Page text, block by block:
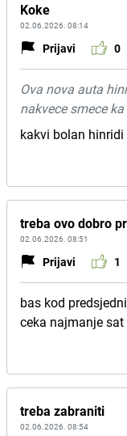
Koke
02.06.2026. 08:14
Prijavi 0
Ova nova auta
nakvece smece
kakvi bolan hinridi
treba ovo dobro
02.06.2026. 08:51
Prijavi 1
bas kod
ceka najmanje sat
treba zabraniti
02.06.2026. 08:54